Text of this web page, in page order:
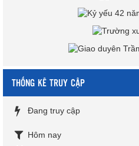
THỐNG KÊ TRUY CẬP
Đang truy cập
Hôm nay